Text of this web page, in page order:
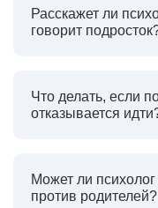
Расскажет ли
говорит
Что делать, если
отказывается
Может ли психолог
против родителей?